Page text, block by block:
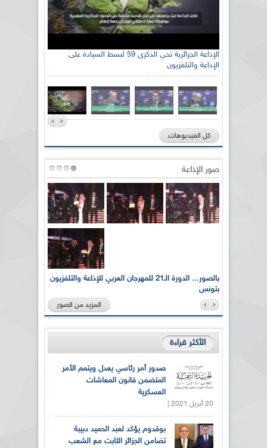
الإذاعة الجزائرية تحي الذكرى 59 لبسط السيادة على
الإذاعة والتلفزيون
رئيس اللجنة الوطنية الجزائرية للتضامن مع الشعب
الصحراوي السيد سعيد العياشي
كل الفيديوهات
صور الإذاعة
بالصور... الدورة الـ21 للمهرجان العربي للإذاعة والتلفزيون
بتونس
المزيد من الصور
الأكثر قراءة
صدور أمر رئاسي يعدل ويتمم الأمر
المتضمن قانون المعاشات
العسكرية
20 أبريل 2021 |
بوقدوم يؤكد لعبد الحميد دبيبة
تضامن الجزائر الثابت مع الشعب